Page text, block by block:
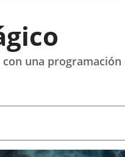
nueva.
una